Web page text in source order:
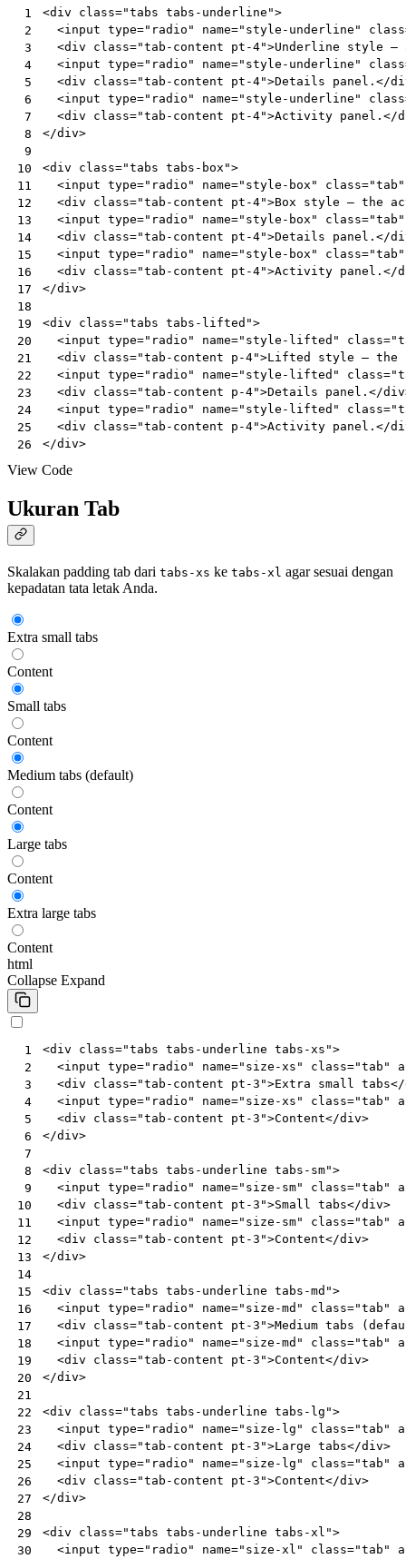
1
2
3
4
5
6
7
8
9
10
11
12
13
14
15
16
17
18
19
20
21
22
23
24
25
26
<div class="tabs tabs-underline">
<input type="radio" name="style-underline" class
<div class="tab-content pt-4">Underline style —
<input type="radio" name="style-underline" class
<div class="tab-content pt-4">Details panel. </
<input type="radio" name="style-underline" class
<div class="tab-content pt-4">Activity panel. </
</div>
<div class="tabs tabs-box">
<input type="radio" name="style-box" class="tab"
<div class="tab-content pt-4">Box style — the
<input type="radio" name="style-box" class="tab"
<div class="tab-content pt-4">Details panel. </
<input type="radio" name="style-box" class="tab"
<div class="tab-content pt-4">Activity panel. </
</div>
<div class="tabs tabs-lifted">
<input type="radio" name="style-lifted" class=
<div class="tab-content p-4">Lifted style — the
<input type="radio" name="style-lifted" class=
<div class="tab-content p-4">Details panel. </div
<input type="radio" name="style-lifted" class=
<div class="tab-content p-4">Activity panel. </
</div>
View Code
Ukuran Tab
Skalakan padding tab dari tabs-xs ke tabs-xl agar sesuai dengan
kepadatan tata letak Anda.
Extra small tabs
Content
Small tabs
Content
Medium tabs (default)
Content
Large tabs
Content
Extra large tabs
Content
html
Collapse Expand
1
2
3
4
5
6
7
8
9
10
11
12
13
14
15
16
17
18
19
20
21
22
23
24
25
26
27
28
29
30
<div class="tabs tabs-underline tabs-xs">
<input type="radio" name="size-xs" class="tab"
<div class="tab-content pt-3">Extra small tabs</
<input type="radio" name="size-xs" class="tab"
<div class="tab-content pt-3">Content</div>
</div>
<div class="tabs tabs-underline tabs-sm">
<input type="radio" name="size-sm" class="tab"
<div class="tab-content pt-3">Small tabs</div>
<input type="radio" name="size-sm" class="tab"
<div class="tab-content pt-3">Content</div>
</div>
<div class="tabs tabs-underline tabs-md">
<input type="radio" name="size-md" class="tab"
<div class="tab-content pt-3">Medium tabs
<input type="radio" name="size-md" class="tab"
<div class="tab-content pt-3">Content</div>
</div>
<div class="tabs tabs-underline tabs-lg">
<input type="radio" name="size-lg" class="tab"
<div class="tab-content pt-3">Large tabs</div>
<input type="radio" name="size-lg" class="tab"
<div class="tab-content pt-3">Content</div>
</div>
<div class="tabs tabs-underline tabs-xl">
<input type="radio" name="size-xl" class="tab"